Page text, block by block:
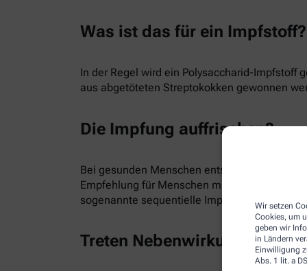
Wir setzen
Cookies, um
geben wir
in Ländern
Einwilligung
Abs. 1 lit. a
Was ist das für ein Impfstoff?
In der Regel wird ein Polysaccharid-Impfstoff
aus abgetöteten Streptokokken gewonnen
Die Impfung auffrischen?
Bei gesunden Menschen entscheiden
Empfehlung für Menschen mit einem
sogenannte sequentielle Impfung, also zwei
Treten Nebenwirkungen auf?